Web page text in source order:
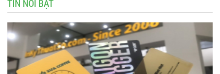
TIN NỔI BẬT